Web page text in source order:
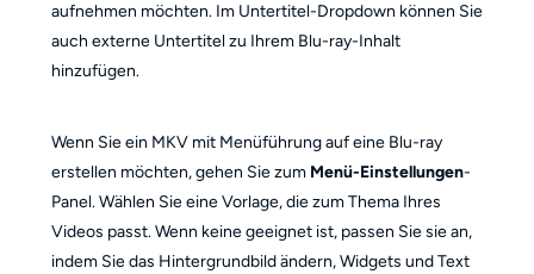
aufnehmen möchten. Im Untertitel-Dropdown können Sie
auch externe Untertitel zu Ihrem Blu-ray-Inhalt
hinzufügen.
Wenn Sie ein MKV mit Menüführung auf eine Blu-ray
erstellen möchten, gehen Sie zum Menü-Einstellungen-
Panel. Wählen Sie eine Vorlage, die zum Thema Ihres
Videos passt. Wenn keine geeignet ist, passen Sie sie an,
indem Sie das Hintergrundbild ändern, Widgets und Text